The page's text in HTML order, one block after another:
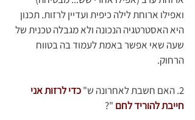
ואפילו ארוחת לילה כיפית ועדיין לרזות. תכנון
היא האסטרטגיה הנכונה ולא מגבלה טכנית של
שעה שאי אפשר באמת לעמוד בה בטווח
הרחוק.
2. האם חשבת לאחרונה ש"
כדי לרזות אני
חייבת להוריד לחם "?